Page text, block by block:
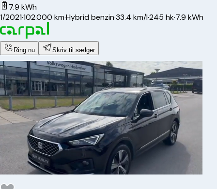
7.9 kWh
1/2021·102.000 km·Hybrid benzin·33.4 km/l·245 hk·7.9 kWh
Ring nu Skriv til sælger